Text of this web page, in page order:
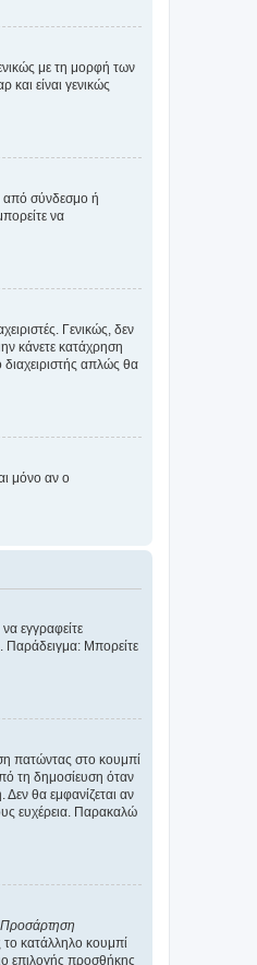
με τη μορφή των
είναι γενικώς
από σύνδεσμο ή
να
Γενικώς, δεν
κάνετε κατάχρηση
απλώς θα
μόνο αν ο
εγγραφείτε
Παράδειγμα: Μπορείτε
πατώντας στο κουμπί
τη δημοσίευση όταν
θα εμφανίζεται αν
ευχέρεια. Παρακαλώ
Προσάρτηση
κατάλληλο κουμπί
επιλογής προσθήκης